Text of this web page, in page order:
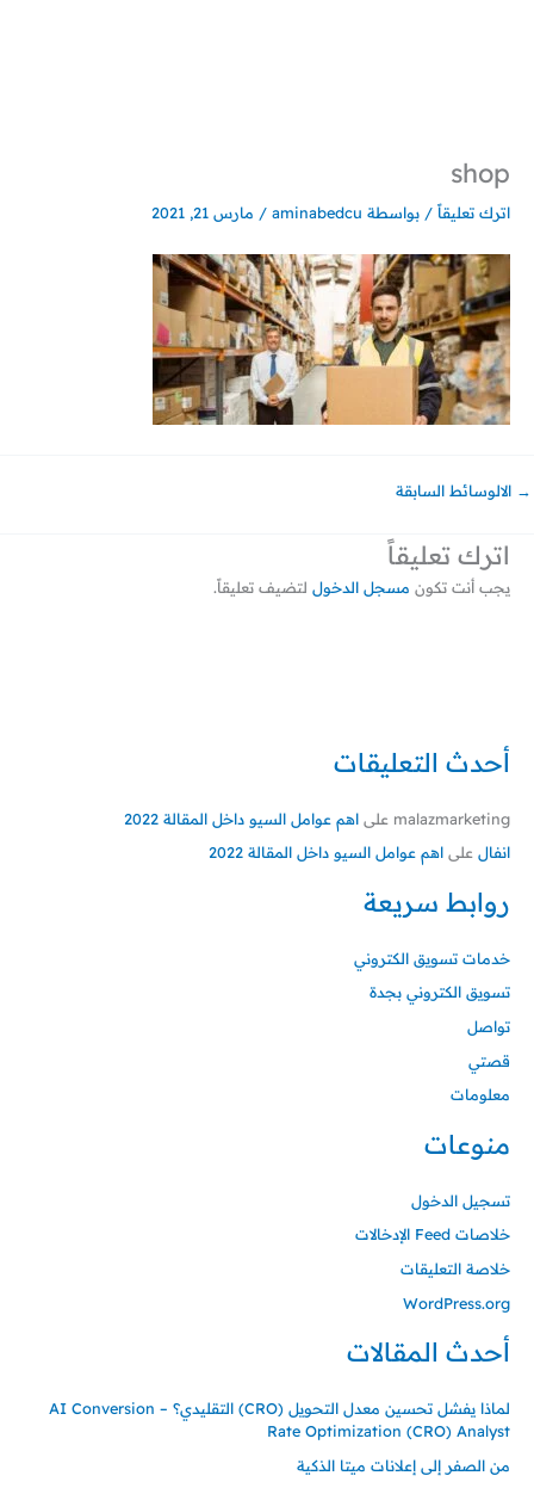
أحدث التعليقات
malazmarketing على اهم عوامل السيو داخل المقالة 2022
انفال على اهم عوامل السيو داخل المقالة 2022
روابط سريعة
خدمات تسويق الكتروني
تسويق الكتروني بجدة
تواصل
قصتي
معلومات
منوعات
تسجيل الدخول
خلاصات Feed الإدخالات
خلاصة التعليقات
WordPress.org
أحدث المقالات
لماذا يفشل تحسين معدل التحويل (CRO) التقليدي؟ – AI Conversion
Rate Optimization (CRO) Analyst
من الصفر إلى إعلانات ميتا الذكية
shop
اترك تعليقاً / بواسطة aminabedcu
/ مارس 21, 2021
→ الالوسائط السابقة
اترك تعليقاً
يجب أنت تكون مسجل الدخول لتضيف تعليقاً.